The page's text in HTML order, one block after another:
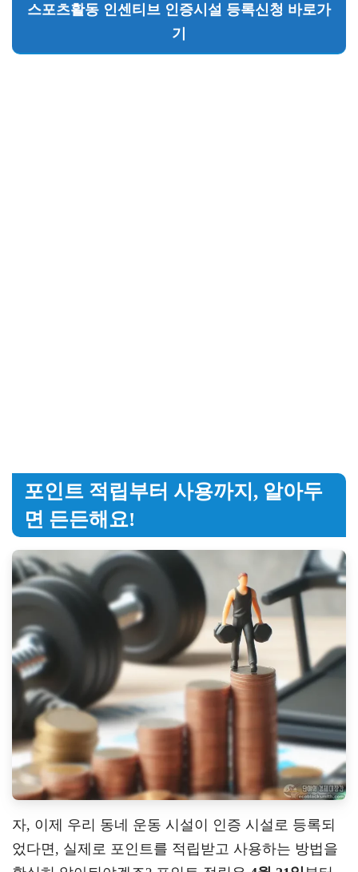
스포츠활동 인센티브 인증시설 등록신청 바로가
기
포인트 적립부터 사용까지, 알아두
면 든든해요!
자, 이제 우리 동네 운동 시설이 인증 시설로 등록되
었다면, 실제로 포인트를 적립받고 사용하는 방법을